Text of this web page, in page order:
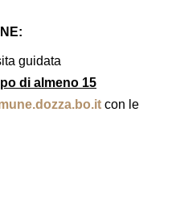
guidata
di almeno 15
con le